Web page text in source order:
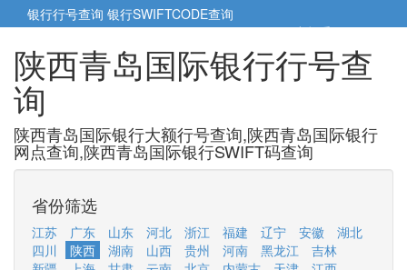
银行行号查询 银行SWIFTCODE查询
5cm小帮手5cm.cn
陕西青岛国际银行行号查
询
陕西青岛国际银行大额行号查询,陕西青岛国际银行
网点查询,陕西青岛国际银行SWIFT码查询
省份筛选
江苏 广东 山东 河北 浙江 福建 辽宁 安徽
湖北
四川
陕西 湖南 山西 贵州 河南 黑龙江
吉林